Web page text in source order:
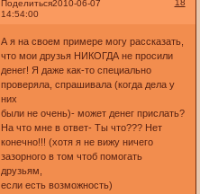
Поделиться 18
2010-06-07
14:54:00
А я на своем примере могу рассказать,
что мои друзья НИКОГДА не просили
денег! Я даже как-то специально
проверяла, спрашивала (когда дела у
них
были не очень)- может денег прислать?
На что мне в ответ- Ты что??? Нет
конечно!!! (хотя я не вижу ничего
зазорного в том чтоб помогать
друзьям,
если есть возможность)